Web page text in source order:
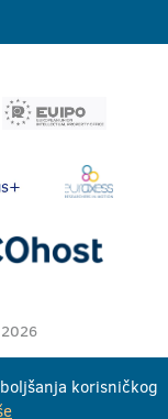
korisničkog